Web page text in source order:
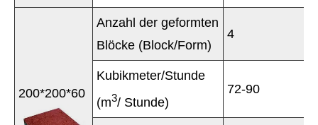
200*200*60
Anzahl der geformten
Blöcke (Block/Form)
4
Kubikmeter/Stunde
(m3/ Stunde)
72-90